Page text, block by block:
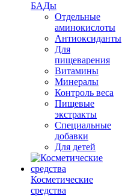
БАДы
Отдельные
аминокислоты
Антиоксиданты
Для
пищеварения
Витамины
Минералы
Контроль веса
Пищевые
экстракты
Специальные
добавки
Для детей
Косметические
средства